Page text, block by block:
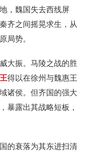
，魏国失去西线屏
齐之间摇晃求生，从
局势。
大振。马陵之战的胜
得以在徐州与魏惠王
诸侯。但齐国的强大
暴露出其战略短板，
的衰落为其东进扫清